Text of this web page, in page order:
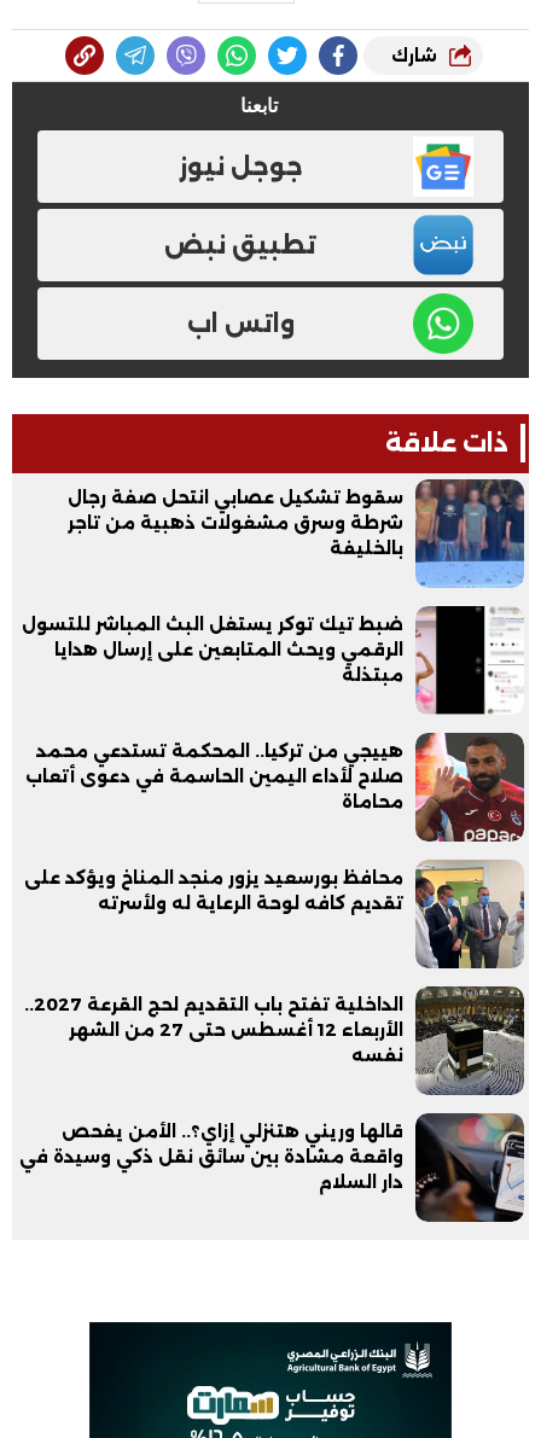
شارك
تابعنا
جوجل نيوز
تطبيق نبض
واتس اب
ذات علاقة
سقوط تشكيل عصابي انتحل صفة رجال
شرطة وسرق مشغولات ذهبية من تاجر
بالخليفة
ضبط تيك توكر يستغل البث المباشر للتسول
الرقمي ويحث المتابعين على إرسال هدايا
مبتذلة
هييجي من تركيا.. المحكمة تستدعي محمد
صلاح لأداء اليمين الحاسمة في دعوى أتعاب
محاماة
محافظ بورسعيد يزور منجد المناخ ويؤكد على
تقديم كافه لوحة الرعاية له ولأسرته
الداخلية تفتح باب التقديم لحج القرعة 2027..
الأربعاء 12 أغسطس حتى 27 من الشهر
نفسه
قالها وريني هتنزلي إزاي؟.. الأمن يفحص
واقعة مشادة بين سائق نقل ذكي وسيدة في
دار السلام